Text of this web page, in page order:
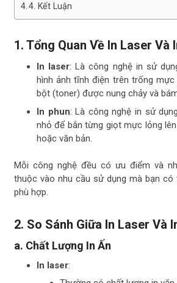
4. Kết Luận
1. Tổng Quan Về In Laser Và
In laser: Là công nghệ in sử
hình ảnh tĩnh điện trên trống
bột (toner) được nung chảy và
In phun: Là công nghệ in sử
nhỏ để bắn từng giọt mực lỏng
hoặc văn bản.
Mỗi công nghệ đều có ưu điểm và
thuộc vào nhu cầu sử dụng mà bạn
phù hợp.
2. So Sánh Giữa In Laser Và
a. Chất Lượng In Ấn
In laser: